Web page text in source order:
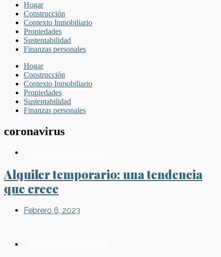
Hogar
Construcción
Contexto Inmobiliario
Propiedades
Sustentabilidad
Finanzas personales
Hogar
Construcción
Contexto Inmobiliario
Propiedades
Sustentabilidad
Finanzas personales
coronavirus
Alquiler temporario: una tendencia
que crece
Febrero 6, 2023